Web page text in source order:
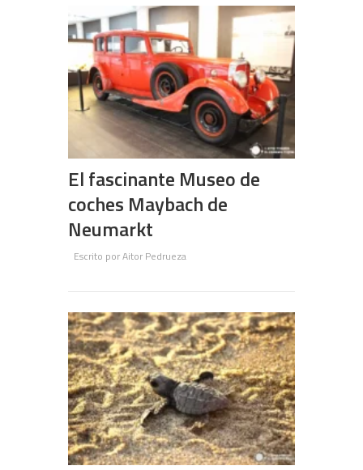
El fascinante Museo de
coches Maybach de
Neumarkt
Escrito porAitor Pedrueza